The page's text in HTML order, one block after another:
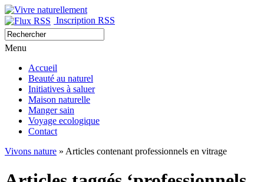
Inscription RSS
Menu
Accueil
Beauté au naturel
Initiatives à saluer
Maison naturelle
Manger sain
Voyage ecologique
Contact
Vivons nature » Articles contenant professionnels en vitrage